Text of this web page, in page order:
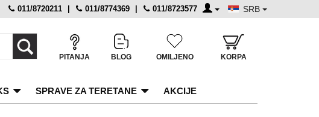
011/8720211 | 011/8774369 | 011/8723577 SRB
PITANJA BLOG OMILJENO KORPA
SPRAVE ZA TERETANE AKCIJE